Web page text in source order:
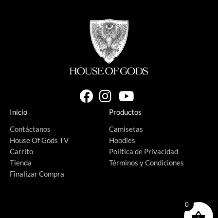
Inicio
Contáctanos
House Of Gods TV
Productos
Camisetas
Hoodies
Carrito
Tienda
Finalizar Compra
Política de Privacidad
Términos y Condiciones
0